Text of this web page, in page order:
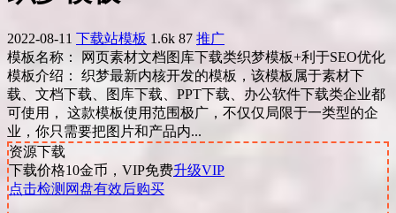
2022-08-11 下载站模板 1.6k 87 推广
模板名称： 网页素材文档图库下载类织梦模板+利于SEO优化
模板介绍： 织梦最新内核开发的模板，该模板属于素材下
载、文档下载、图库下载、PPT下载、办公软件下载类企业都
可使用， 这款模板使用范围极广，不仅仅局限于一类型的企
业，你只需要把图片和产品内...
资源下载
下载价格10金币，VIP免费升级VIP
点击检测网盘有效后购买